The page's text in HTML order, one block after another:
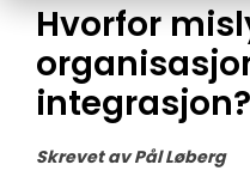
Hvorfor
integrasjon?
Skrevet av Pål Løberg